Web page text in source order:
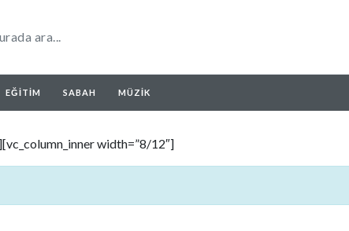
EĞITIM SABAH MÜZIK
width=”8/12″]